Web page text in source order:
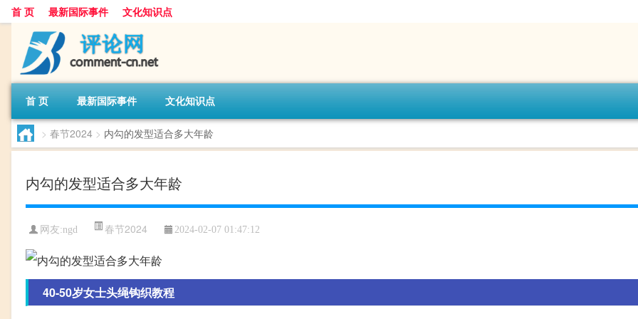
首 页 最新国际事件 文化知识点
首 页 最新国际事件 文化知识点
> 春节2024 > 内勾的发型适合多大年龄
内勾的发型适合多大年龄
网友:ngd 春节2024 2024-02-07 01:47:12
40-50岁女士头绳钩织教程